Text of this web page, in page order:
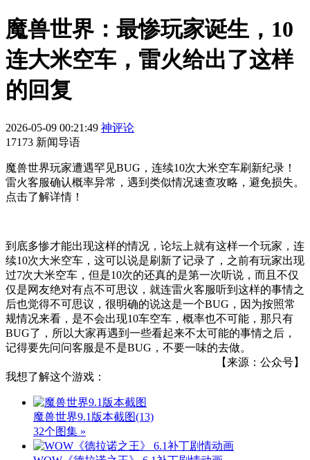
魔兽世界：最惨玩家诞生，10
连大米空车，雷火给出了这样
的回复
2026-05-09 00:21:49 神评论
17173 新闻导语
魔兽世界玩家遭遇罕见BUG，连续10次大米空车刷新纪录！
雷火客服确认概率异常，遇到类似情况速查攻略，避免损失。
点击了解详情！
到底多惨才能出现这样的情况，论坛上就有这样一个玩家，连
续10次大米空车，这可以说是刷新了记录了，之前有玩家出现
过7次大米空车，但是10次的还真的是第一次听说，而且不仅
仅是网友绝对有点不可思议，就连雷火客服听到这样的事情之
后也觉得不可思议，很明确的说这是一个BUG，因为按照常
规情况来看，是不会出现10车空车，概率也不可能，那只有
BUG了，所以大家再遇到一些看起来不太可能的事情之后，
记得要先问问客服是不是BUG，不要一味的去做。
【来源：公众号】
我想了解这个游戏：
魔兽世界9.1版本截图(13)
32个图集 »